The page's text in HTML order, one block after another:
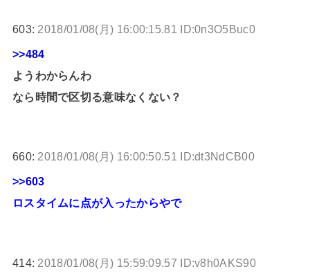
603: 2018/01/08(月) 16:00:15.81 ID:0n3O5Buc0
>>484
ようわからんわ
なら時間で区切る意味なくない？
660: 2018/01/08(月) 16:00:50.51 ID:dt3NdCB00
>>603
ロスタイムに点が入ったからやで
414: 2018/01/08(月) 15:59:09.57 ID:v8h0AKS90